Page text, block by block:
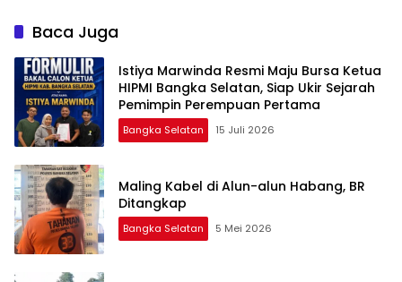
Baca Juga
Istiya Marwinda Resmi Maju Bursa Ketua
HIPMI Bangka Selatan, Siap Ukir Sejarah
Pemimpin Perempuan Pertama
Bangka Selatan 15 Juli 2026
Maling Kabel di Alun-alun Habang, BR
Ditangkap
Bangka Selatan 5 Mei 2026